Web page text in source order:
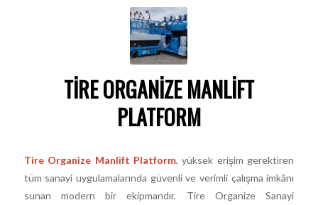
TİRE ORGANİZE MANLİFT
PLATFORM
Tire Organize Manlift Platform, yüksek erişim gerektiren
tüm sanayi uygulamalarında güvenli ve verimli çalışma imkânı
sunan modern bir ekipmandır. Tire Organize Sanayi